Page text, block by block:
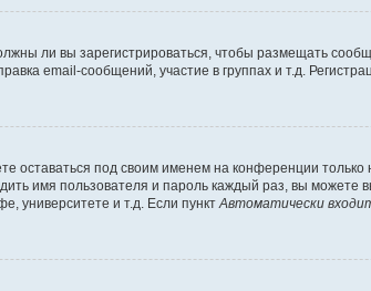
ли вы зарегистрироваться, чтобы размещать
email-сообщений, участие в группах и т.д.
оставаться под своим именем на конференции
имя пользователя и пароль каждый раз, вы
университете и т.д. Если пункт Автоматически